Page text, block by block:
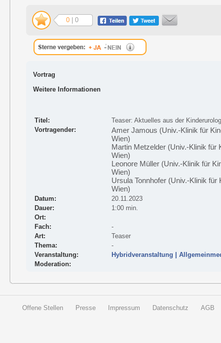
0 | 0
Vortrag
Weitere Informationen
Titel:
Teaser: Aktuelles aus der
Vortragender:
Amer Jamous (Univ.-Klinik für
Wien)
Martin Metzelder (Univ.-Klinik für
Wien)
Leonore Müller (Univ.-Klinik für
Wien)
Ursula Tonnhofer (Univ.-Klinik
Wien)
Datum:
20.11.2023
Dauer:
1:00 min.
Ort:
Fach:
-
Art:
Teaser
Thema:
-
Veranstaltung:
Hybridveranstaltung |
Moderation:
Offene Stellen Presse Impressum Datenschutz AGB